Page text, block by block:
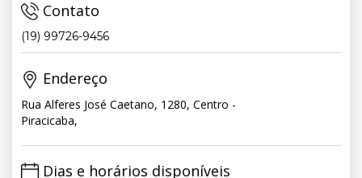
Contato
(19) 99726-9456
Endereço
Rua Alferes José Caetano, 1280, Centro -
Piracicaba,
Dias e horários disponíveis